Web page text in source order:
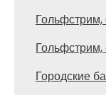
Гольфстрим,
Гольфстрим,
Городские